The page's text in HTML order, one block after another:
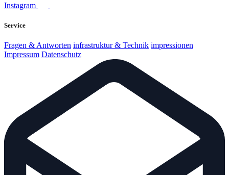
Instagram
Service
Fragen & Antworten infrastruktur & Technik impressionen
Impressum Datenschutz